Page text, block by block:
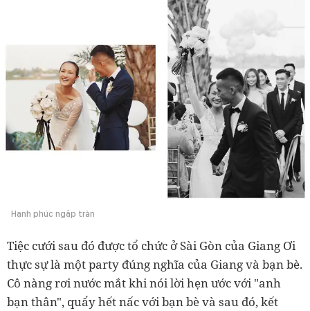
Hạnh phúc ngập tràn
Tiệc cưới sau đó được tổ chức ở Sài Gòn của Giang Ơi
thực sự là một party đúng nghĩa của Giang và bạn bè.
Cô nàng rơi nước mắt khi nói lời hẹn ước với "anh
bạn thân", quẩy hết nấc với bạn bè và sau đó, kết